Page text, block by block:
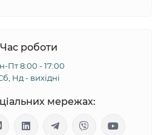
Час роботи
Пт 8:00 - 17:00
Нд - вихідні
мережах: